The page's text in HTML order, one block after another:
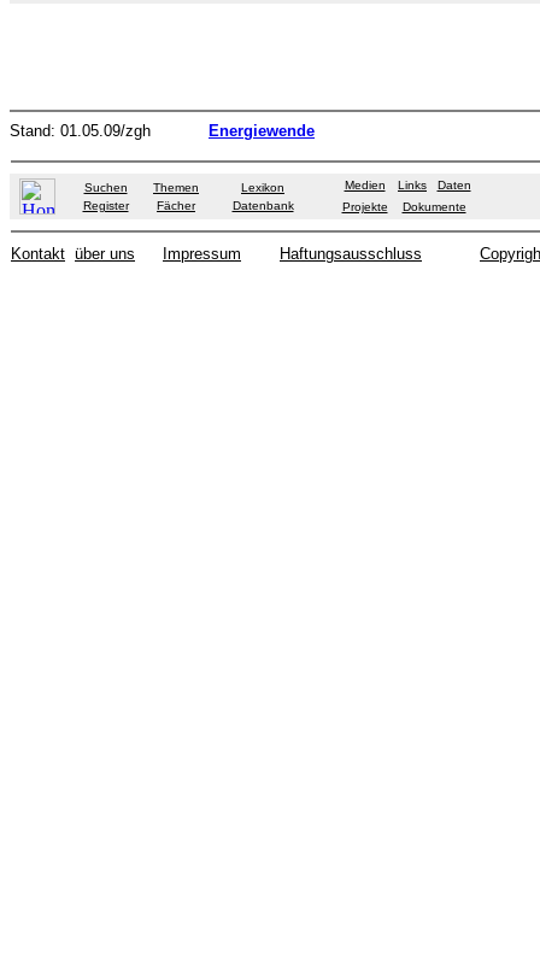
Stand: 01.05.09/zgh Energiewende
Suchen Themen
Lexikon
Register
Fächer Datenbank
Medien Links
Daten
Projekte
Dokumente
Kontakt über uns Impressum Haftungsausschluss